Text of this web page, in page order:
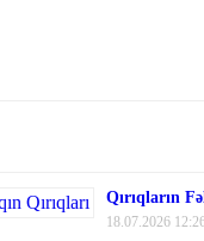
Qırıqların
18.07.2026